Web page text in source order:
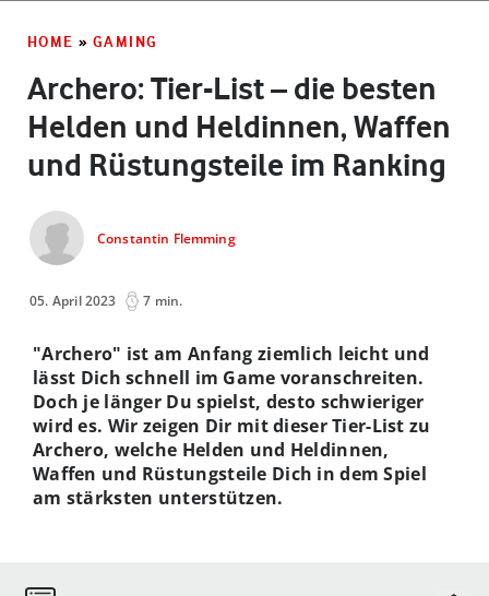
HOME » GAMING
Archero: Tier-List – die besten
Helden und Heldinnen, Waffen
und Rüstungsteile im Ranking
Constantin Flemming
05. April 2023 7 min.
"Archero" ist am Anfang ziemlich leicht und
lässt Dich schnell im Game voranschreiten.
Doch je länger Du spielst, desto schwieriger
wird es. Wir zeigen Dir mit dieser Tier-List zu
Archero, welche Helden und Heldinnen,
Waffen und Rüstungsteile Dich in dem Spiel
am stärksten unterstützen.